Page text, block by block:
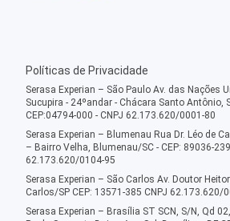
Políticas de Privacidade
Serasa Experian – São Paulo Av. das Nações
Sucupira - 24ºandar - Chácara Santo Antônio,
CEP:04794-000 - CNPJ 62.173.620/0001-80
Serasa Experian – Blumenau Rua Dr. Léo de
– Bairro Velha, Blumenau/SC - CEP: 89036-
62.173.620/0104-95
Serasa Experian – São Carlos Av. Doutor
Carlos/SP CEP: 13571-385 CNPJ 62.173.620/
Serasa Experian – Brasília ST SCN, S/N, Qd